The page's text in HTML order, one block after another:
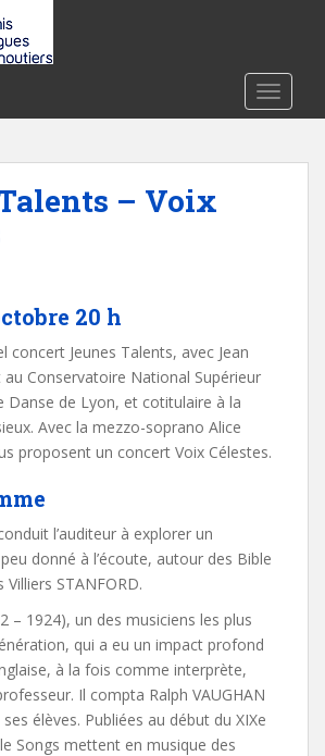
– Voix
20 h
concert Jeunes Talents, avec Jean
au Conservatoire National Supérieur
Danse de Lyon, et cotitulaire à la
Avec la mezzo-soprano Alice
proposent un concert Voix Célestes.
l’auditeur à explorer un
donné à l’écoute, autour des Bible
Villiers STANFORD.
– 1924), un des musiciens les plus
qui a eu un impact profond
à la fois comme interprète,
Il compta Ralph VAUGHAN
élèves. Publiées au début du XIXe
Songs mettent en musique des